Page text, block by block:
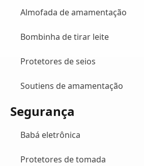
Almofada de amamentação
Bombinha de tirar leite
Protetores de seios
Soutiens de amamentação
Segurança
Babá eletrônica
Protetores de tomada